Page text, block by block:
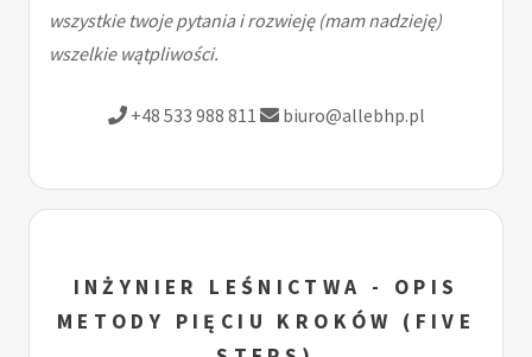
wszystkie twoje pytania i rozwieję (mam nadzieję)
wszelkie wątpliwości.
+48 533 988 811 biuro@allebhp.pl
INŻYNIER LEŚNICTWA - OPIS
METODY PIĘCIU KROKÓW (FIVE